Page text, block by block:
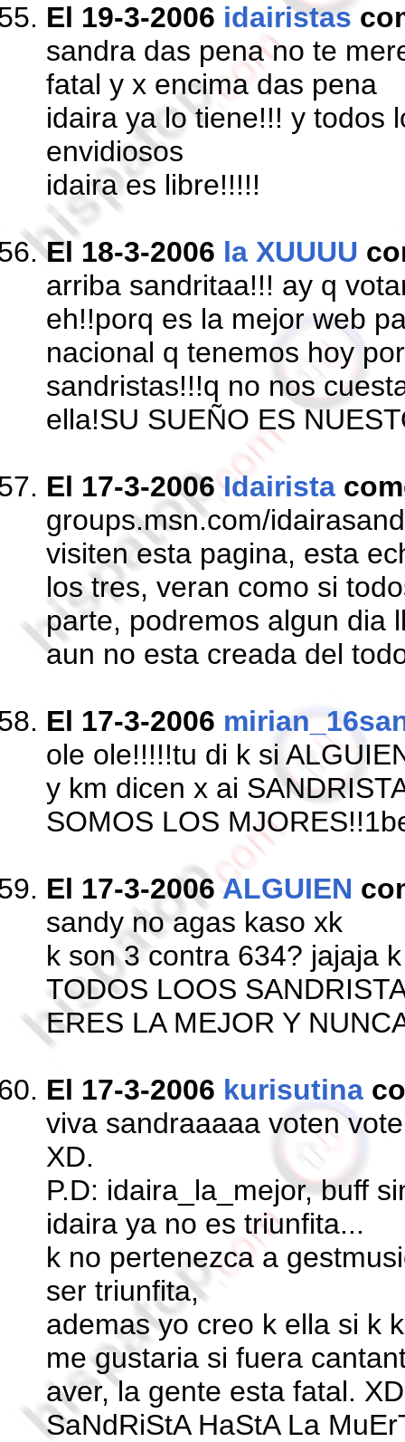
El 19-3-2006 idairistas
sandra das pena no te
fatal y x encima das pena
idaira ya lo tiene!!! y todos
envidiosos
idaira es libre!!!!!
El 18-3-2006 la XUUUU
arriba sandritaa!!! ay q
eh!!porq es la mejor web
nacional q tenemos hoy
sandristas!!!q no nos
ella!SU SUEÑO ES
El 17-3-2006Idairista
groups.msn.com/
visiten esta pagina, esta
los tres, veran como si
parte, podremos algun dia
aun no esta creada del
El 17-3-2006
ole ole!!!!!tu di k si
y km dicen x ai
SOMOS LOS
El 17-3-2006ALGUIEN
sandy no agas kaso xk
k son 3 contra 634? jajaja
TODOS LOOS
ERES LA MEJOR Y
El 17-3-2006 kurisutina
viva sandraaaaa voten
XD.
P.D: idaira_la_mejor, buff
idaira ya no es triunfita...
k no pertenezca a
ser triunfita,
ademas yo creo k ella si k
me gustaria si fuera
aver, la gente esta fatal.
SaNdRiStA HaStA La